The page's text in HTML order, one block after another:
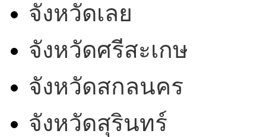
จังหวัดเลย
จังหวัดศรีสะเกษ
จังหวัดสกลนคร
จังหวัดสุรินทร์